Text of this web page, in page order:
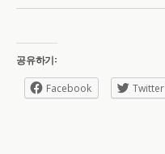
공유하기:
Facebook Twitter